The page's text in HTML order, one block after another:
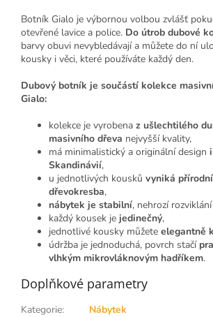
Botník Gialo je výbornou volbou zvlášť
otevřené lavice a police. Do útrob dubové
barvy obuvi nevybledávají a můžete do ní
kousky i věci, které používáte každý den.
Dubový botník je součástí kolekce
Gialo:
kolekce je vyrobena z ušlechtilého
masivního dřeva nejvyšší kvality,
má minimalistický a originální design
Skandinávií,
u jednotlivých kousků vyniká
dřevokresba,
nábytek je stabilní, nehrozí
každý kousek je jedinečný,
jednotlivé kousky můžete elegantně
údržba je jednoduchá, povrch stačí
vlhkým mikrovláknovým hadříkem.
Doplňkové parametry
Kategorie:
Nábytek